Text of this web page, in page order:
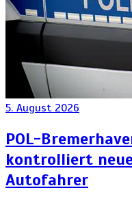
5. August 2026
POL-
kontrolliert
Autofahrer